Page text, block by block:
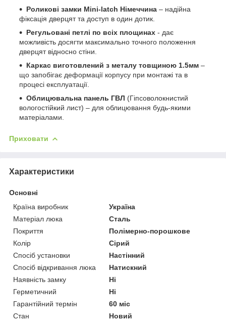
Роликові замки Mini-latch Німеччина – надійна
фіксація дверцят та доступ в один дотик.
Регульовані петлі по всіх площинах - дає
можливість досягти максимально точного положення
дверцят відносно стіни.
Каркас виготовлений з металу товщиною 1.5мм –
що запобігає деформації корпусу при монтажі та в
процесі експлуатації.
Облицювальна панель ГВЛ (Гіпсоволокнистий
вологостійкий лист) – для облицювання будь-якими
матеріалами.
Приховати
Характеристики
Основні
Країна виробник
Україна
Матеріал люка
Сталь
Покриття
Полімерно-порошкове
Колір
Сірий
Спосіб установки
Настінний
Спосіб відкривання люка
Натискний
Наявність замку
Ні
Герметичний
Ні
Гарантійний термін
60 міс
Стан
Новий